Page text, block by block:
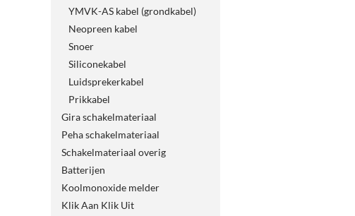
YMVK-AS kabel (grondkabel)
Neopreen kabel
Snoer
Siliconekabel
Luidsprekerkabel
Prikkabel
Gira schakelmateriaal
Peha schakelmateriaal
Schakelmateriaal overig
Batterijen
Koolmonoxide melder
Klik Aan Klik Uit